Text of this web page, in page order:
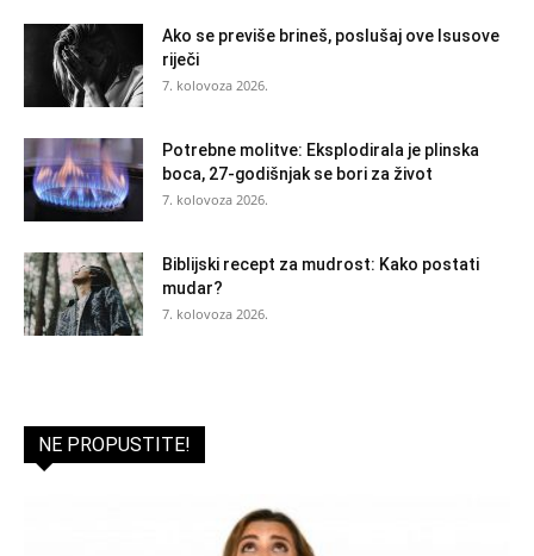
Ako se previše brineš, poslušaj ove Isusove
riječi
7. kolovoza 2026.
Potrebne molitve: Eksplodirala je plinska
boca, 27-godišnjak se bori za život
7. kolovoza 2026.
Biblijski recept za mudrost: Kako postati
mudar?
7. kolovoza 2026.
NE PROPUSTITE!